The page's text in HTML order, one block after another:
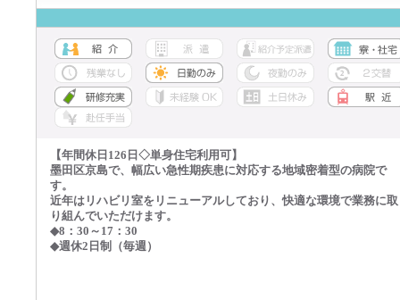
【年間休日126日◇単身住宅利用可】
墨田区京島で、幅広い急性期疾患に対応する地域密着型の病院で
す。
近年はリハビリ室をリニューアルしており、快適な環境で業務に取
り組んでいただけます。
◆8：30～17：30
◆週休2日制（毎週）